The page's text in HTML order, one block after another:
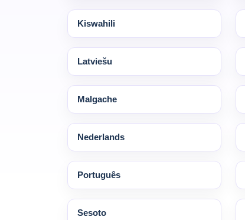
Kiswahili
Latviešu
Malgache
Nederlands
Português
Sesoto